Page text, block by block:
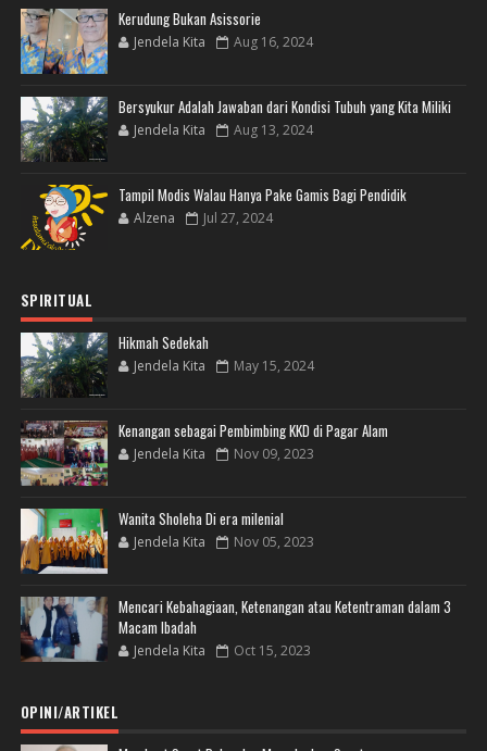
Kerudung Bukan Asissorie
Jendela Kita Aug 16, 2024
Bersyukur Adalah Jawaban dari Kondisi Tubuh yang Kita Miliki
Jendela Kita Aug 13, 2024
Tampil Modis Walau Hanya Pake Gamis Bagi Pendidik
Alzena Jul 27, 2024
SPIRITUAL
Hikmah Sedekah
Jendela Kita May 15, 2024
Kenangan sebagai Pembimbing KKD di Pagar Alam
Jendela Kita Nov 09, 2023
Wanita Sholeha Di era milenial
Jendela Kita Nov 05, 2023
Mencari Kebahagiaan, Ketenangan atau Ketentraman dalam 3
Macam Ibadah
Jendela Kita Oct 15, 2023
OPINI/ARTIKEL